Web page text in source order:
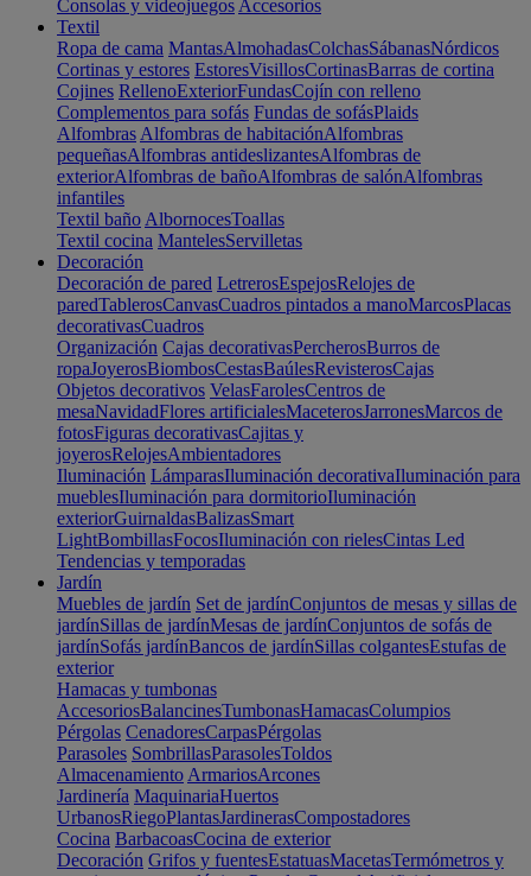
Consolas y videojuegos Accesorios
Textil
Ropa de cama MantasAlmohadasColchasSábanasNórdicos
Cortinas y estores EstoresVisillosCortinasBarras de cortina
Cojines RellenoExteriorFundasCojín con relleno
Complementos para sofás Fundas de sofásPlaids
Alfombras Alfombras de habitaciónAlfombras
pequeñasAlfombras antideslizantesAlfombras de
exteriorAlfombras de bañoAlfombras de salónAlfombras
infantiles
Textil baño AlbornocesToallas
Textil cocina MantelesServilletas
Decoración
Decoración de pared LetrerosEspejosRelojes de
paredTablerosCanvasCuadros pintados a manoMarcosPlacas
decorativasCuadros
Organización Cajas decorativasPercherosBurros de
ropaJoyerosBiombosCestasBaúlesRevisterosCajas
Objetos decorativos VelasFarolesCentros de
mesaNavidadFlores artificialesMaceterosJarronesMarcos de
fotosFiguras decorativasCajitas y
joyerosRelojesAmbientadores
Iluminación LámparasIluminación decorativaIluminación para
mueblesIluminación para dormitorioIluminación
exteriorGuirnaldasBalizasSmart
LightBombillasFocosIluminación con rielesCintas Led
Tendencias y temporadas
Jardín
Muebles de jardín Set de jardínConjuntos de mesas y sillas de
jardínSillas de jardínMesas de jardínConjuntos de sofás de
jardínSofás jardínBancos de jardínSillas colgantesEstufas de
exterior
Hamacas y tumbonas
AccesoriosBalancinesTumbonasHamacasColumpios
Pérgolas CenadoresCarpasPérgolas
Parasoles SombrillasParasolesToldos
Almacenamiento ArmariosArcones
Jardinería MaquinariaHuertos
UrbanosRiegoPlantasJardinerasCompostadores
Cocina BarbacoasCocina de exterior
Decoración Grifos y fuentesEstatuasMacetasTermómetros y